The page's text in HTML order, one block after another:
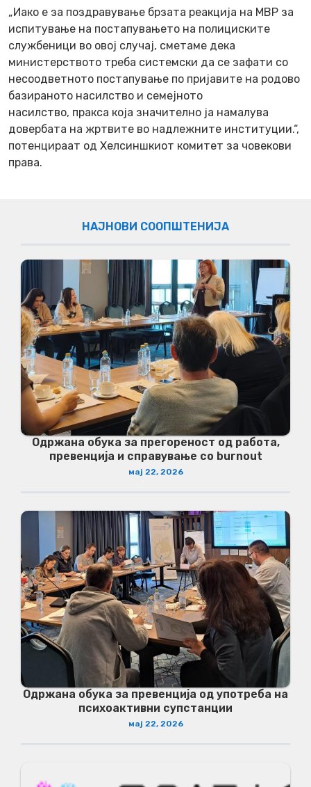
„Иако е за поздравување брзата реакција на МВР за
испитување на постапувањето на полициските
службеници во овој случај, сметаме дека
министерството треба системски да се зафати со
несоодветното постапување по пријавите на родово
базираното насилство и семејното
насилство, пракса која значително ја намалува
довербата на жртвите во надлежните институции.“,
потенцираат од Хелсиншкиот комитет за човекови
права.
НАЈНОВИ СООПШТЕНИЈА
Одржана обука за прегореност од работа,
превенција и справување со burnout
мај 22, 2026
Одржана обука за превенција од употреба на
психоактивни супстанции
мај 22, 2026